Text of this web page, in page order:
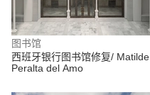
图书馆
西班牙银行图书馆修复/ Matilde
Peralta del Amo